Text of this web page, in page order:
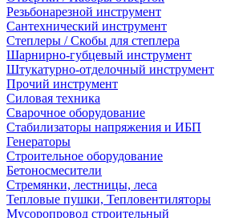
Резьбонарезной инструмент
Сантехнический инструмент
Степлеры / Скобы для степлера
Шарнирно-губцевый инструмент
Штукатурно-отделочный инструмент
Прочий инструмент
Силовая техника
Сварочное оборудование
Стабилизаторы напряжения и ИБП
Генераторы
Строительное оборудование
Бетоносмесители
Стремянки, лестницы, леса
Тепловые пушки, Тепловентиляторы
Мусоропровод строительный